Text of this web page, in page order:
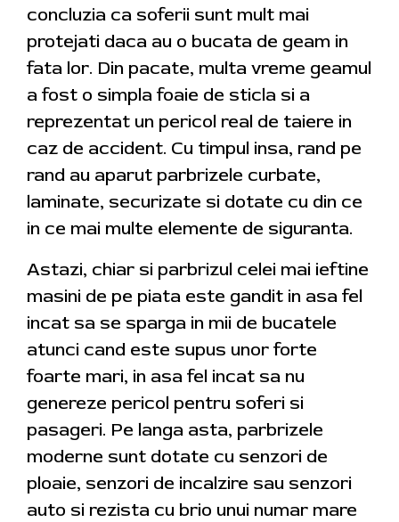
concluzia ca soferii sunt mult mai
protejati daca au o bucata de geam in
fata lor. Din pacate, multa vreme geamul
a fost o simpla foaie de sticla si a
reprezentat un pericol real de taiere in
caz de accident. Cu timpul insa, rand pe
rand au aparut parbrizele curbate,
laminate, securizate si dotate cu din ce
in ce mai multe elemente de siguranta.
Astazi, chiar si parbrizul celei mai ieftine
masini de pe piata este gandit in asa fel
incat sa se sparga in mii de bucatele
atunci cand este supus unor forte
foarte mari, in asa fel incat sa nu
genereze pericol pentru soferi si
pasageri. Pe langa asta, parbrizele
moderne sunt dotate cu senzori de
ploaie, senzori de incalzire sau senzori
auto si rezista cu brio unui numar mare